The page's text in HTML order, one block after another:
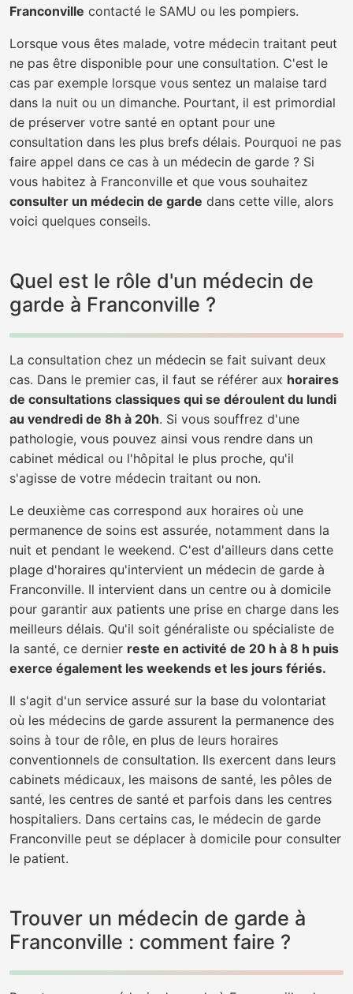
Franconville contacté le SAMU ou les pompiers.
Lorsque vous êtes malade, votre médecin traitant peut
ne pas être disponible pour une consultation. C'est le
cas par exemple lorsque vous sentez un malaise tard
dans la nuit ou un dimanche. Pourtant, il est primordial
de préserver votre santé en optant pour une
consultation dans les plus brefs délais. Pourquoi ne pas
faire appel dans ce cas à un médecin de garde ? Si
vous habitez à Franconville et que vous souhaitez
consulter un médecin de garde dans cette ville, alors
voici quelques conseils.
Quel est le rôle d'un médecin de
garde à Franconville ?
La consultation chez un médecin se fait suivant deux
cas. Dans le premier cas, il faut se référer aux horaires
de consultations classiques qui se déroulent du lundi
au vendredi de 8h à 20h. Si vous souffrez d'une
pathologie, vous pouvez ainsi vous rendre dans un
cabinet médical ou l'hôpital le plus proche, qu'il
s'agisse de votre médecin traitant ou non.
Le deuxième cas correspond aux horaires où une
permanence de soins est assurée, notamment dans la
nuit et pendant le weekend. C'est d'ailleurs dans cette
plage d'horaires qu'intervient un médecin de garde à
Franconville. Il intervient dans un centre ou à domicile
pour garantir aux patients une prise en charge dans les
meilleurs délais. Qu'il soit généraliste ou spécialiste de
la santé, ce dernier reste en activité de 20 h à 8 h puis
exerce également les weekends et les jours fériés.
Il s'agit d'un service assuré sur la base du volontariat
où les médecins de garde assurent la permanence des
soins à tour de rôle, en plus de leurs horaires
conventionnels de consultation. Ils exercent dans leurs
cabinets médicaux, les maisons de santé, les pôles de
santé, les centres de santé et parfois dans les centres
hospitaliers. Dans certains cas, le médecin de garde
Franconville peut se déplacer à domicile pour consulter
le patient.
Trouver un médecin de garde à
Franconville : comment faire ?